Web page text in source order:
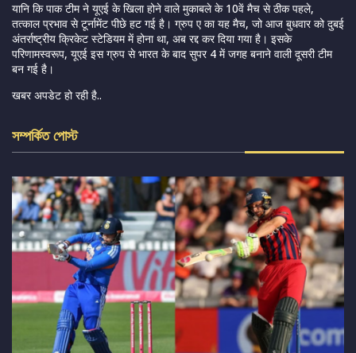
यानि कि पाक टीम ने यूएई के खिला होने वाले मुकाबले के 10वें मैच से ठीक पहले,
तत्काल प्रभाव से टूर्नामेंट पीछे हट गई है। ग्रुप ए का यह मैच, जो आज बुधवार को दुबई
अंतर्राष्ट्रीय क्रिकेट स्टेडियम में होना था, अब रद्द कर दिया गया है। इसके
परिणामस्वरूप, यूएई इस ग्रुप से भारत के बाद सुपर 4 में जगह बनाने वाली दूसरी टीम
बन गई है।
खबर अपडेट हो रही है..
সম্পর্কিত পোস্ট